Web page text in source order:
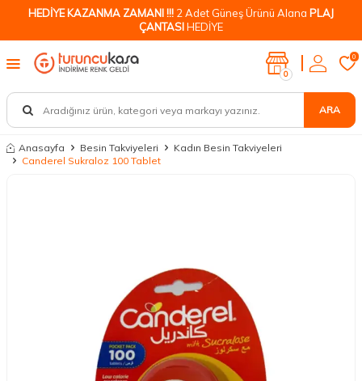
HEDİYE KAZANMA ZAMANI !!! 2 Adet Güneş Ürünü Alana PLAJ
ÇANTASIHEDİYE
ARA
0
0
Anasayfa Besin Takviyeleri
Kadın Besin Takviyeleri
Canderel Sukraloz 100 Tablet